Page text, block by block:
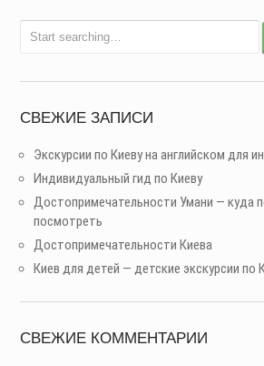
СВЕЖИЕ ЗАПИСИ
Экскурсии по Киеву на английском для
Индивидуальный гид по Киеву
Достопримечательности Умани — куда
посмотреть
Достопримечательности Киева
Киев для детей — детские экскурсии по
СВЕЖИЕ КОММЕНТАРИИ